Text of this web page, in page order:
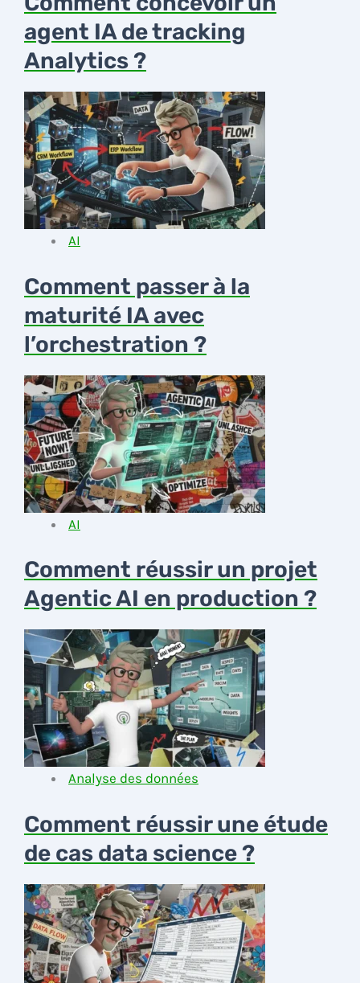
agent IA de tracking
Analytics ?
AI
Comment passer à la
maturité IA avec
l’orchestration ?
AI
Comment réussir un projet
Agentic AI en production ?
Analyse des données
Comment réussir une étude
de cas data science ?